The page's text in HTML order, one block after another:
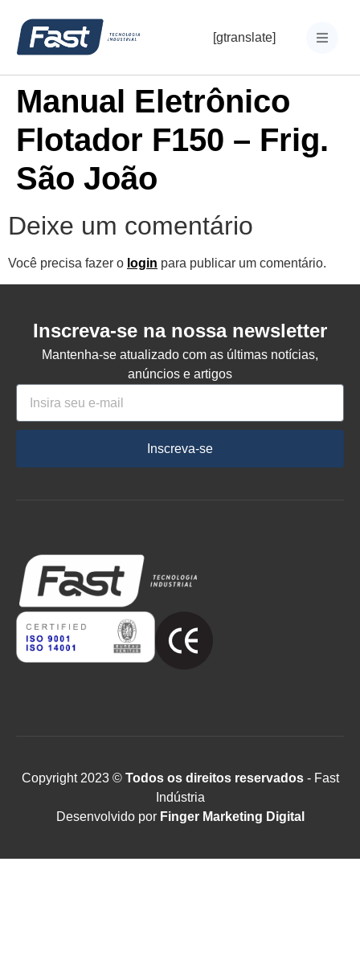
[gtranslate]
Manual Eletrônico
Flotador F150 – Frig.
São João
Deixe um comentário
Você precisa fazer o login para publicar um comentário.
Inscreva-se na nossa newsletter
Mantenha-se atualizado com as últimas notícias,
anúncios e artigos
Inscreva-se
Copyright 2023 ©Todos os direitos reservados- Fast
Indústria
Desenvolvido por Finger Marketing Digital